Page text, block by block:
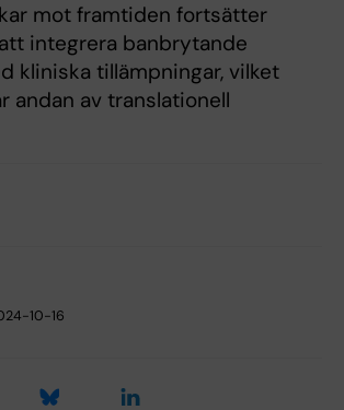
mot framtiden fortsätter
integrera banbrytande
kliniska tillämpningar, vilket
andan av translationell
10-16